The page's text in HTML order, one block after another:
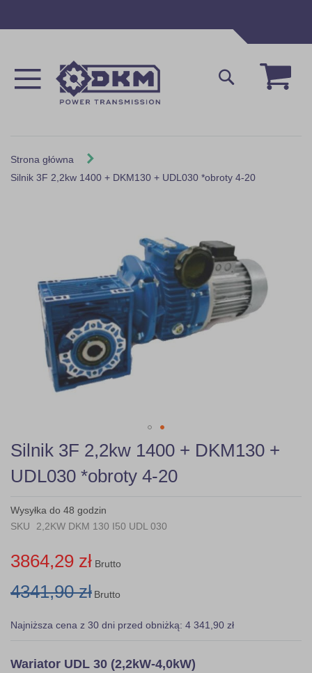
Mój
Szukaj
Strona główna
Silnik 3F 2,2kw 1400 + DKM130 + UDL030 *obroty 4-20
images
Skip
to
the
beginning
the
images
Silnik 3F 2,2kw 1400 + DKM130 +
UDL030 *obroty 4-20
Wysyłka do 48 godzin
SKU
2,2KW DKM 130 I50 UDL 030
3864,29 zł Brutto
4341,90 zł Brutto
Najniższa cena z 30 dni przed obniżką: 4 341,90 zł
Wariator UDL 30 (2,2kW-4,0kW)